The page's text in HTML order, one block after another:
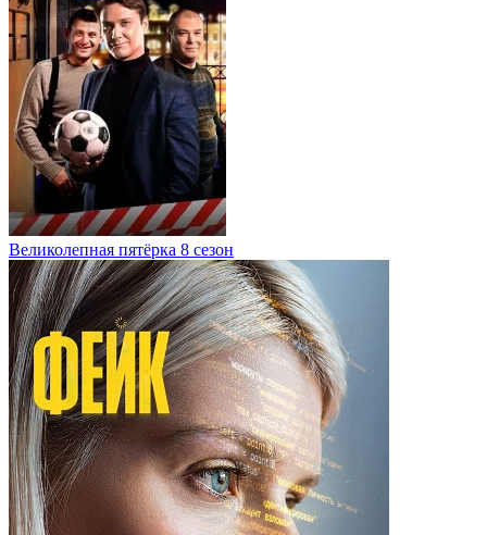
Великолепная пятёрка 8 сезон